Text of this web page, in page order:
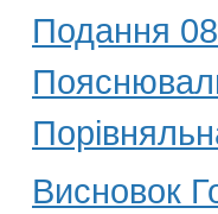
Подання
Висновок